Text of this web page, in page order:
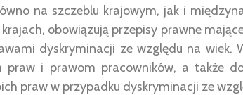
na szczeblu krajowym, jak i
obowiązują przepisy prawne
dyskryminacji ze względu na wiek.
praw i prawom pracowników, a także
praw w przypadku dyskryminacji ze